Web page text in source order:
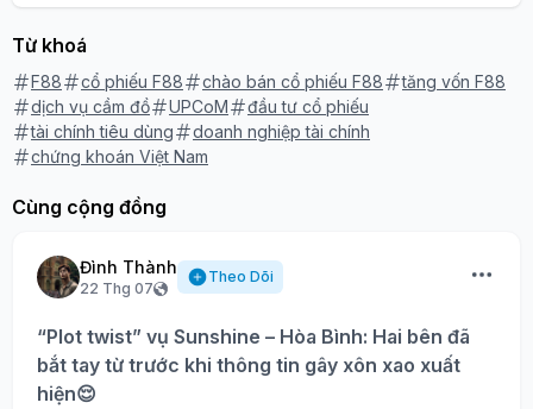
Từ khoá
F88 cổ phiếu F88 chào bán cổ phiếu F88
tăng vốn F88
dịch vụ cầm đồ
UPCoM
đầu tư cổ phiếu
tài chính tiêu dùng
doanh nghiệp tài chính
chứng khoán Việt Nam
Cùng cộng đồng
Đình Thành
22 Thg 07
Theo Dõi
“Plot twist” vụ Sunshine – Hòa Bình: Hai bên đã
bắt tay từ trước khi thông tin gây xôn xao xuất
hiện😌